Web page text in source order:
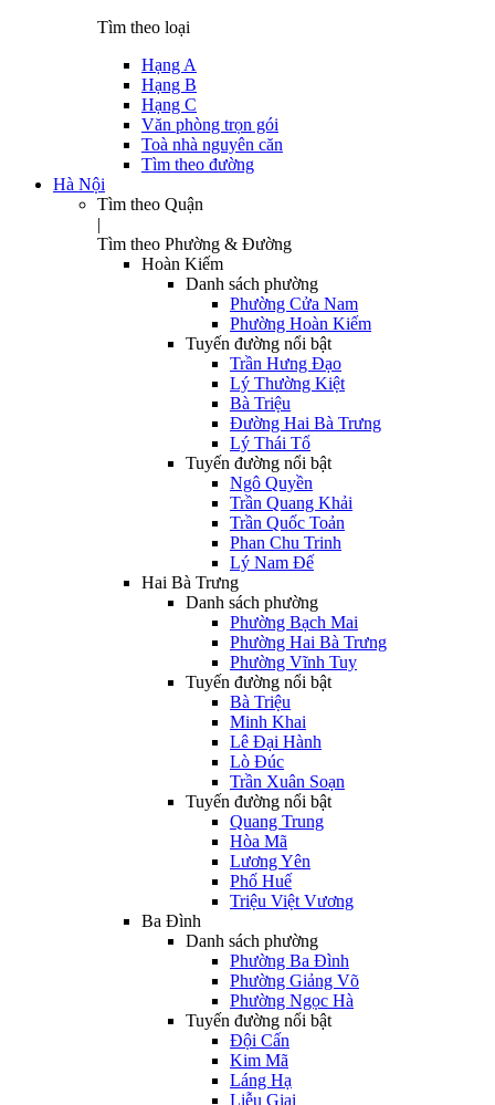
Tìm theo loại
Hạng A
Hạng B
Hạng C
Văn phòng trọn gói
Toà nhà nguyên căn
Tìm theo đường
Hà Nội
Tìm theo Quận
|
Tìm theo Phường & Đường
Hoàn Kiếm
Danh sách phường
Phường Cửa Nam
Phường Hoàn Kiếm
Tuyến đường nổi bật
Trần Hưng Đạo
Lý Thường Kiệt
Bà Triệu
Đường Hai Bà Trưng
Lý Thái Tổ
Tuyến đường nổi bật
Ngô Quyền
Trần Quang Khải
Trần Quốc Toản
Phan Chu Trinh
Lý Nam Đế
Hai Bà Trưng
Danh sách phường
Phường Bạch Mai
Phường Hai Bà Trưng
Phường Vĩnh Tuy
Tuyến đường nổi bật
Bà Triệu
Minh Khai
Lê Đại Hành
Lò Đúc
Trần Xuân Soạn
Tuyến đường nổi bật
Quang Trung
Hòa Mã
Lương Yên
Phố Huế
Triệu Việt Vương
Ba Đình
Danh sách phường
Phường Ba Đình
Phường Giảng Võ
Phường Ngọc Hà
Tuyến đường nổi bật
Đội Cấn
Kim Mã
Láng Hạ
Liễu Giai